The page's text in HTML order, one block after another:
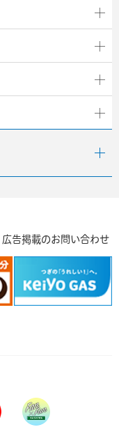
広告掲載のお問い合わせ